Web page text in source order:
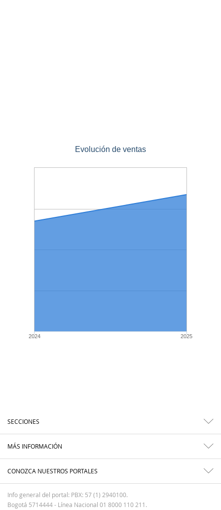
Evolución de ventas
2024 2025
SECCIONES
MÁS INFORMACIÓN
CONOZCA NUESTROS PORTALES
Info general del portal: PBX: 57 (1) 2940100.
Bogotá 5714444 - Línea Nacional 01 8000 110 211.